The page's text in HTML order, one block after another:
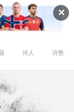
✕
诗人 诗塾